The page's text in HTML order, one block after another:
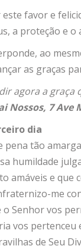
este favor e
a proteção e
ao
as graças
agora a graça
Nossos, 7
dia
pena tão
humildade
amáveis e que
me
o Senhor vos
vos pertenceu
de Seu